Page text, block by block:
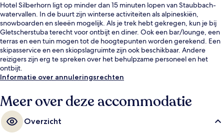
Hotel Silberhorn ligt op minder dan 15 minuten lopen van Staubbach-
watervallen. In de buurt zijn winterse activiteiten als alpineskiën,
snowboarden en sleeën mogelijk. Als je trek hebt gekregen, kun je bij
Gletscherstuba terecht voor ontbijt en diner. Ook een bar/lounge, een
terras en een tuin mogen tot de hoogtepunten worden gerekend. Een
skipasservice en een skiopslagruimte zijn ook beschikbaar. Andere
reizigers zijn erg te spreken over het behulpzame personeel en het
ontbijt.
Informatie over annuleringsrechten
Meer over deze accommodatie
Overzicht